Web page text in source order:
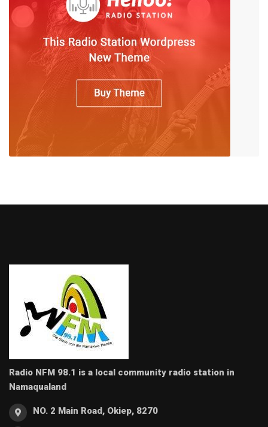
Radio NFM 98.1 is a local community radio station in
Namaqualand
NO. 2 Main Road, Okiep, 8270